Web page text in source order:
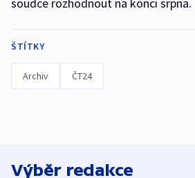
soudce rozhodnout na konci srpna.
ŠTÍTKY
Archiv ČT24
Výběr redakce